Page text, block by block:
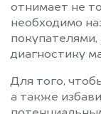
отнимает не
необходимо
диагностику
Для того,
а также